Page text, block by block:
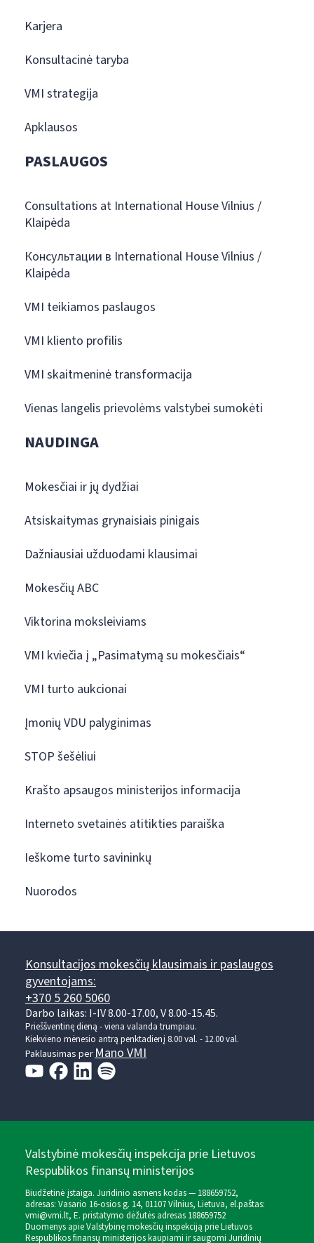
Karjera
Konsultacinė taryba
VMI strategija
Apklausos
PASLAUGOS
Consultations at International House Vilnius /
Klaipėda
Консультации в International House Vilnius /
Klaipėda
VMI teikiamos paslaugos
VMI kliento profilis
VMI skaitmeninė transformacija
Vienas langelis prievolėms valstybei sumokėti
NAUDINGA
Mokesčiai ir jų dydžiai
Atsiskaitymas grynaisiais pinigais
Dažniausiai užduodami klausimai
Mokesčių ABC
Viktorina moksleiviams
VMI kviečia į „Pasimatymą su mokesčiais“
VMI turto aukcionai
Įmonių VDU palyginimas
STOP šešėliui
Krašto apsaugos ministerijos informacija
Interneto svetainės atitikties paraiška
Ieškome turto savininkų
Nuorodos
Konsultacijos mokesčių klausimais ir paslaugos
gyventojams:
+370 5 260 5060
Darbo laikas: I-IV 8.00-17.00, V 8.00-15.45.
Prieššventinę dieną - viena valanda trumpiau.
Kiekvieno mėnesio antrą penktadienį 8.00 val. - 12.00 val.
Paklausimas perMano VMI
Valstybinė mokesčių inspekcija prie Lietuvos
Respublikos finansų ministerijos
Biudžetinė įstaiga. Juridinio asmens kodas — 188659752,
adresas: Vasario 16-osios g. 14, 01107 Vilnius, Lietuva, el.paštas:
vmi@vmi.lt, E. pristatymo dėžutės adresas 188659752
Duomenys apie Valstybinę mokesčių inspekciją prie Lietuvos
Respublikos finansų ministerijos kaupiami ir saugomi Juridinių